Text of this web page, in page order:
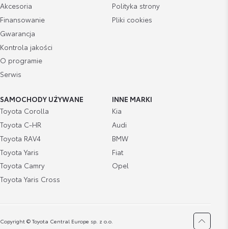
Akcesoria
Finansowanie
Gwarancja
Kontrola jakości
O programie
Serwis
Polityka strony
Pliki cookies
SAMOCHODY UŻYWANE
Toyota Corolla
Toyota C-HR
Toyota RAV4
Toyota Yaris
Toyota Camry
Toyota Yaris Cross
INNE MARKI
Kia
Audi
BMW
Fiat
Opel
Copyright © Toyota Central Europe sp. z o.o.